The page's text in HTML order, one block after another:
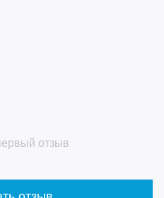
отзыв